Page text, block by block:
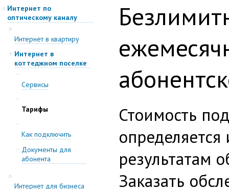
Интернет по
оптическому каналу
Интернет в квартиру
Интернет в
коттеджном поселке
Сервисы
Тарифы
Как подключить
Документы для
абонента
Интернет для бизнеса
Стоимость
результатам
Заказать